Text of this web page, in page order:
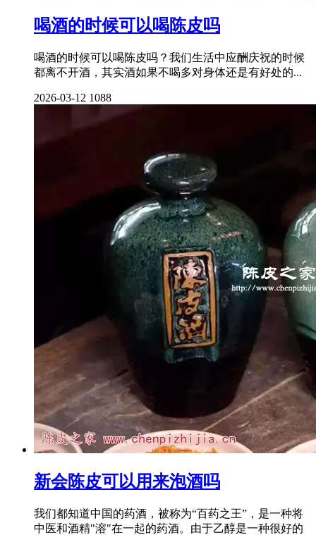
喝酒的时候可以喝陈皮吗
喝酒的时候可以喝陈皮吗？我们生活中应酬庆祝的时候
都离不开酒，其实酒如果不喝多对身体还是有好处的...
2026-03-12 1088
新会陈皮可以用来泡酒吗
我们都知道中国的药酒，被称为“百药之王”，是一种将
中医和酒精"溶"在一起的药酒。由于乙醇是一种很好的